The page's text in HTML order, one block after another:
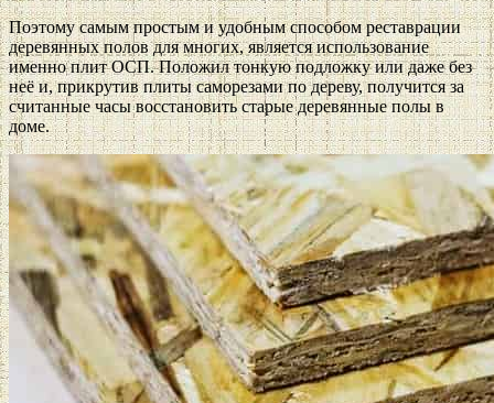
Поэтому самым простым и удобным способом реставрации
деревянных полов для многих, является использование
именно плит ОСП. Положил тонкую подложку или даже без
неё и, прикрутив плиты саморезами по дереву, получится за
считанные часы восстановить старые деревянные полы в
доме.